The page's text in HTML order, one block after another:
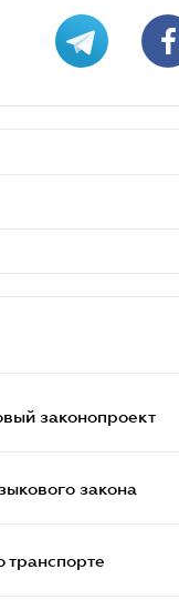
законопроект
закона